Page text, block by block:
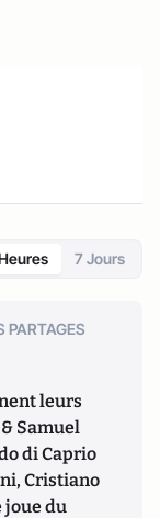
7 Jours
PARTAGES
leurs
Samuel
di Caprio
Cristiano
joue du